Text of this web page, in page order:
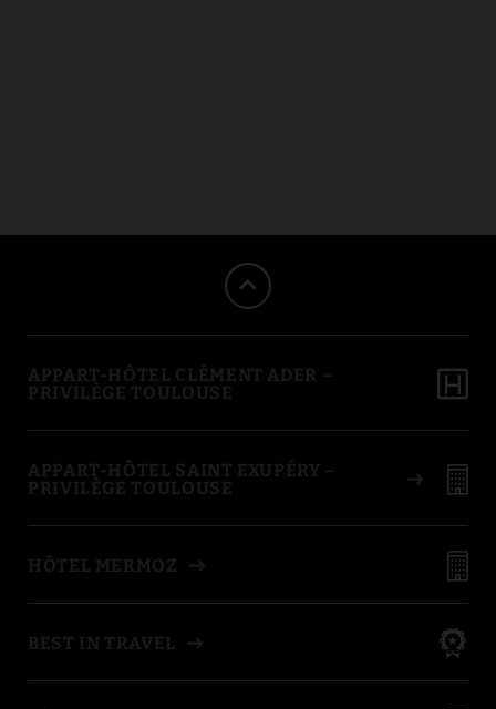
APPART-HÔTEL CLÉMENT ADER –
PRIVILÈGE TOULOUSE
APPART-HÔTEL SAINT EXUPÉRY –
PRIVILÈGE TOULOUSE
HÔTEL MERMOZ
BEST IN TRAVEL